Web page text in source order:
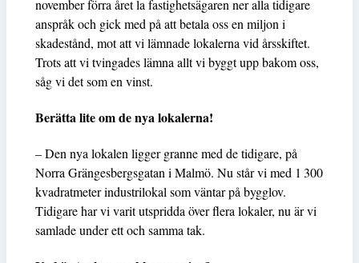
november förra året la fastighetsägaren ner alla tidigare
anspråk och gick med på att betala oss en miljon i
skadestånd, mot att vi lämnade lokalerna vid årsskiftet.
Trots att vi tvingades lämna allt vi byggt upp bakom oss,
såg vi det som en vinst.
Berätta lite om de nya lokalerna!
– Den nya lokalen ligger granne med de tidigare, på
Norra Grängesbergsgatan i Malmö. Nu står vi med 1 300
kvadratmeter industrilokal som väntar på bygglov.
Tidigare har vi varit utspridda över flera lokaler, nu är vi
samlade under ett och samma tak.